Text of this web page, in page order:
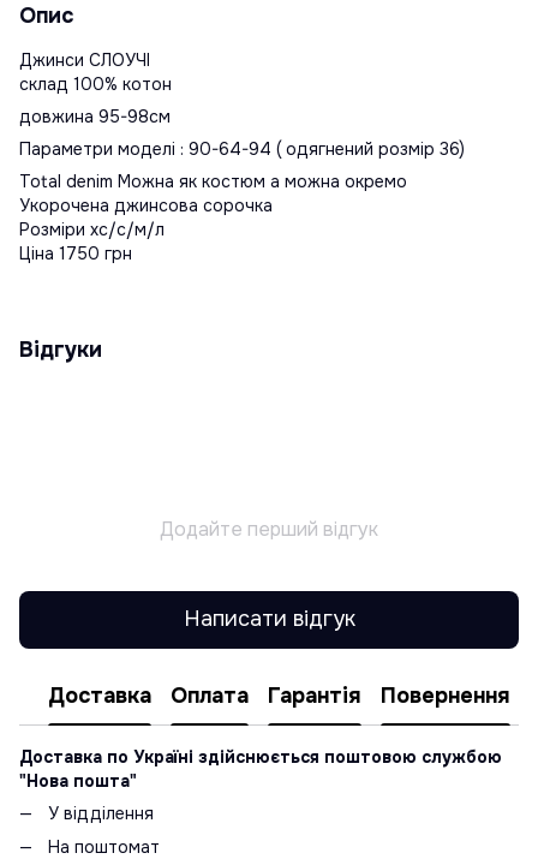
Опис
Джинси СЛОУЧІ
склад 100% котон
довжина 95-98см
Параметри моделі : 90-64-94 ( одягнений розмір 36)
Total denim Можна як костюм а можна окремо
Укорочена джинсова сорочка
Розміри хс/с/м/л
Ціна 1750 грн
Відгуки
Додайте перший відгук
Написати відгук
Доставка Оплата Гарантія Повернення
Доставка по Україні здійснюється поштовою службою
"Нова пошта"
У відділення
На поштомат